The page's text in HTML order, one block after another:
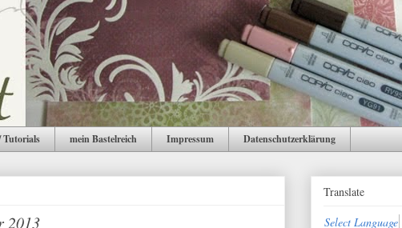
Tutorials mein Bastelreich Impressum Datenschutzerklärung
2013
Translate
Select Language